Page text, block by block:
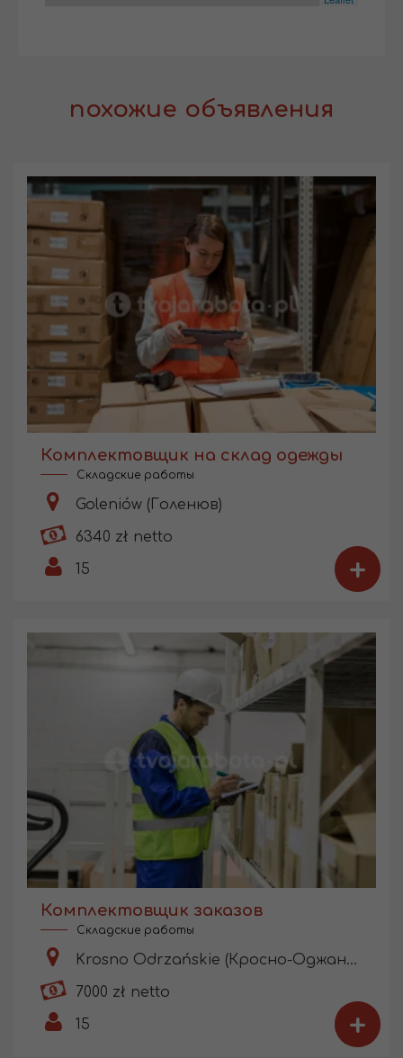
похожие объявления
Комплектовщик на склад одежды
Складские работы
Goleniów (Голенюв)
6340 zł netto
15
+
Комплектовщик заказов
Складские работы
Krosno Odrzańskie (Кросно-Оджаньске)
7000 zł netto
15
+